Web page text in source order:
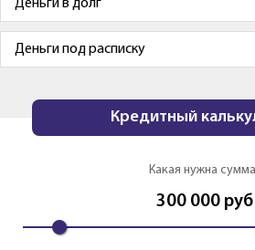
Деньги в долг
Деньги под расписку
Кредитный
Какая нужна
300 000 руб